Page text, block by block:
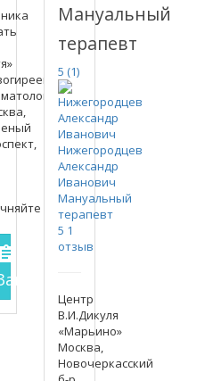
на прием
Мануальный
терапевт
5 (1)
Нижегородцев
Александр
Иванович
Мануальный
терапевт
5 1
отзыв
Центр
В.И.Дикуля
«Марьино»
Москва,
Новочеркасский